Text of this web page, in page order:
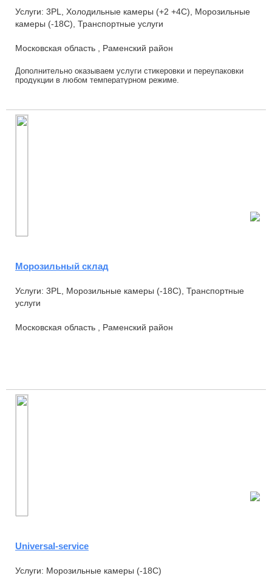
Услуги: 3PL, Холодильные камеры (+2 +4С), Морозильные
камеры (-18С), Транспортные услуги
Московская область , Раменский район
Дополнительно оказываем услуги стикеровки и переупаковки
продукции в любом температурном режиме.
Морозильный склад
Услуги: 3PL, Морозильные камеры (-18С), Транспортные
услуги
Московская область , Раменский район
Universal-service
Услуги: Морозильные камеры (-18С)